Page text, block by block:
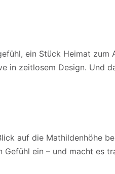
ein Stück Heimat zum
in zeitlosem Design. Und
auf die Mathildenhöhe
ein – und macht es